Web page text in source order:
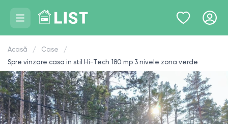
Acasă
Case
Spre vinzare casa in stil Hi-Tech 180 mp 3 nivele zona verde